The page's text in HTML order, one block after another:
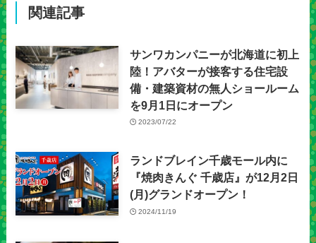
関連記事
サンワカンパニーが北海道に初上
陸！アバターが接客する住宅設
備・建築資材の無人ショールーム
を9月1日にオープン
2023/07/22
ランドブレイン千歳モール内に
『焼肉きんぐ 千歳店』が12⽉2⽇
(月)グランドオープン！
2024/11/19